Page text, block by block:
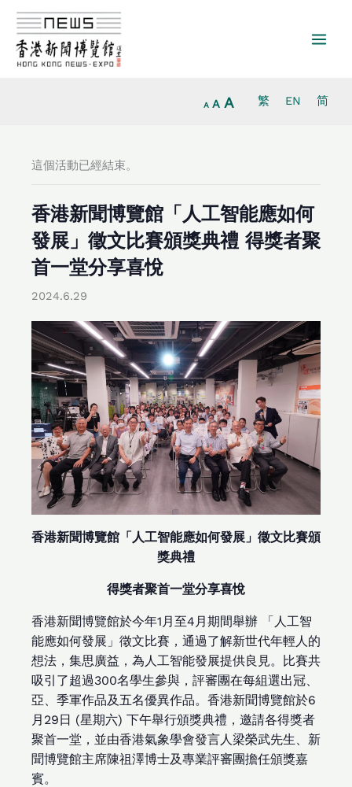
A
小。
A 小。
A 小。繁 EN 简
這個活動已經結束。
香港新聞博覽館「人工智能應如何
發展」徵文比賽頒獎典禮 得獎者聚
首一堂分享喜悅
2024.6.29
香港新聞博覽館「人工智能應如何發展」徵文比賽頒
獎典禮
得獎者聚首一堂分享喜悅
香港新聞博覽館於今年1月至4月期間舉辦 「人工智
能應如何發展」徵文比賽，通過了解新世代年輕人的
想法，集思廣益，為人工智能發展提供良見。比賽共
吸引了超過300名學生參與，評審團在每組選出冠、
亞、季軍作品及五名優異作品。香港新聞博覽館於6
月29日 (星期六) 下午舉行頒獎典禮，邀請各得獎者
聚首一堂，並由香港氣象學會發言人梁榮武先生、新
聞博覽館主席陳祖澤博士及專業評審團擔任頒獎嘉
賓。